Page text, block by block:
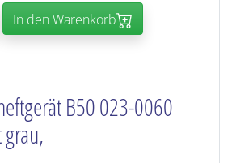
In den Warenkorb
B50 023-0060